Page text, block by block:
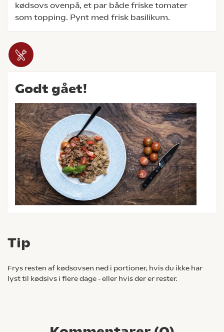
kødsovs ovenpå, et par både friske tomater
som topping. Pynt med frisk basilikum.
Godt gået!
Tip
Frys resten af kødsovsen ned i portioner, hvis du ikke har
lyst til kødsivs i flere dage - eller hvis der er rester.